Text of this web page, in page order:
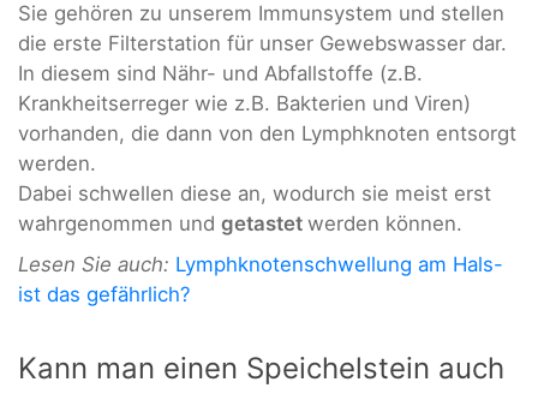
Sie gehören zu unserem Immunsystem und stellen
die erste Filterstation für unser Gewebswasser dar.
In diesem sind Nähr- und Abfallstoffe (z.B.
Krankheitserreger wie z.B. Bakterien und Viren)
vorhanden, die dann von den Lymphknoten entsorgt
werden.
Dabei schwellen diese an, wodurch sie meist erst
wahrgenommen und getastet werden können.
Lesen Sie auch: Lymphknotenschwellung am Hals-
ist das gefährlich?
Kann man einen Speichelstein auch